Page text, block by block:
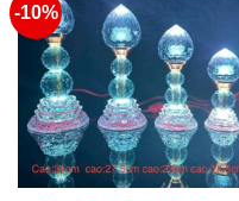
-10%